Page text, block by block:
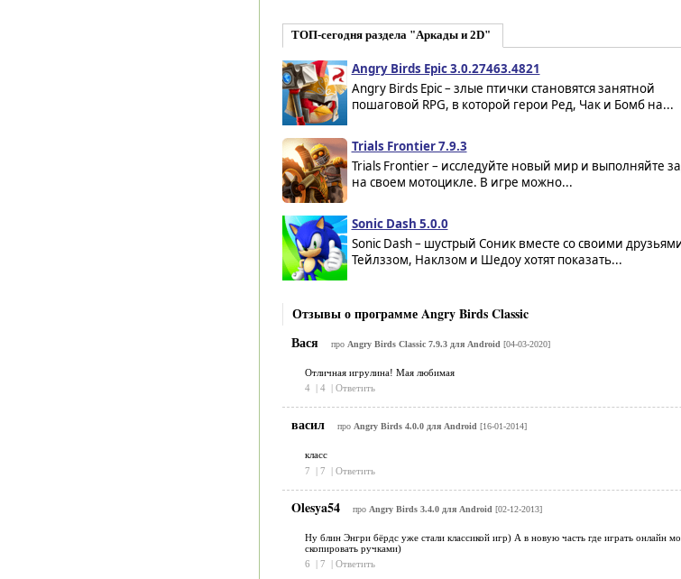
ТОП-сегодня раздела "Аркады и 2D"
Angry Birds Epic 3.0.27463.4821
Angry Birds Epic – злые птички становятся занятной
пошаговой RPG, в которой герои Ред, Чак и Бомб на...
Trials Frontier 7.9.3
Trials Frontier – исследуйте новый мир и выполняйте
на своем мотоцикле. В игре можно...
Sonic Dash 5.0.0
Sonic Dash – шустрый Соник вместе со своими
Тейлззом, Наклзом и Шедоу хотят показать...
Отзывы о программе Angry Birds Classic
Вася
про Angry Birds Classic 7.9.3 для Android [04-03-2020]
Отличная игрулина! Мая любимая
4 | 4 | Ответить
васил про Angry Birds 4.0.0 для Android [16-01-2014]
класс
7
| 7 | Ответить
Olesya54 про Angry Birds 3.4.0 для Android [02-12-2013]
Ну блин Энгри бёрдс уже стали классикой игр) А в новую часть где играть онлайн
скопировать ручками)
6
| 7 | Ответить